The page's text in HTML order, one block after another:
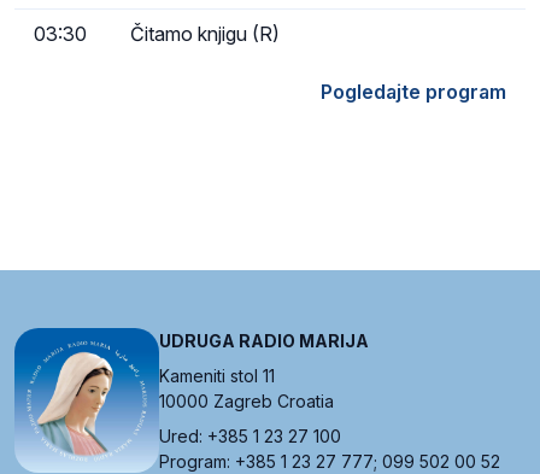
03:30 Čitamo knjigu (R)
Pogledajte program
UDRUGA RADIO MARIJA
Kameniti stol 11
10000 Zagreb Croatia
Ured: +385 1 23 27 100
Program: +385 1 23 27 777; 099 502 00 52